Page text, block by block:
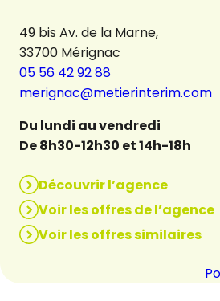
49 bis Av. de la Marne,
33700 Mérignac
05 56 42 92 88
merignac@metierinterim.com
Du lundi au vendredi
De 8h30-12h30 et 14h-18h
Découvrir l’agence
Voir les offres de l’agence
Voir les offres similaires